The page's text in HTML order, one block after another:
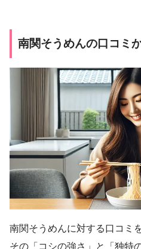
南関そうめんの口コミ
南関そうめんに対する口コミ
その「コシの強さ」と「独特